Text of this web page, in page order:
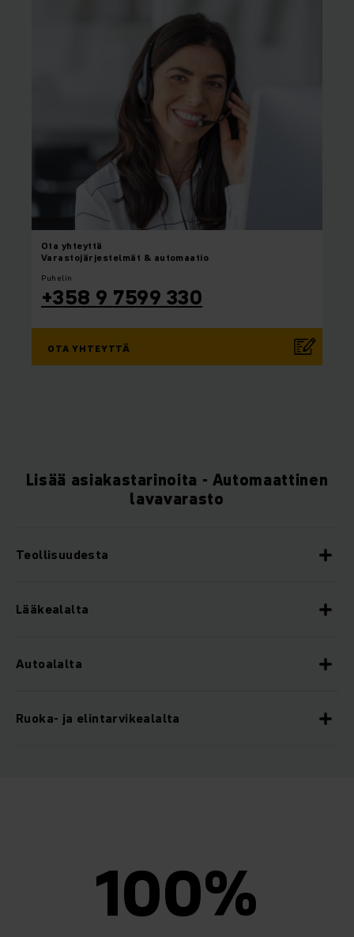
Ota yhteyttä
Varastojärjestelmät & automaatio
Puhelin
+358 9 7599 330
OTA YHTEYTTÄ
Lisää asiakastarinoita - Automaattinen
lavavarasto
Teollisuudesta
Lääkealalta
Autoalalta
Ruoka- ja elintarvikealalta
100%